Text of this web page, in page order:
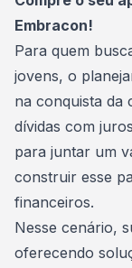
Embracon!
Para quem
jovens, o
na conquista da
dívidas com
para juntar um
construir esse
financeiros.
Nesse cenário,
oferecendo